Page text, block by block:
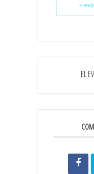
+
EL